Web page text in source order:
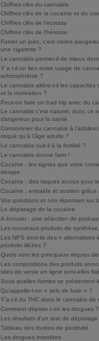
Chiffres clés du cannabis
Chiffres clés de la cocaïne et du
Chiffres clés de l'ecstasy
Chiffres clés de l'héroïne
Fumer un joint, c’est moins
une cigarette ?
Le cannabis permet-il de mieux
Y a t-il un lien entre usage de
schizophrénie ?
Le cannabis altère-t-il les capacités
et la motivation ?
Peut-on faire un bad trip avec du
Le cannabis c'est naturel, donc ce
dangereux pour la santé
Consommer du cannabis à
risqué qu’à l’âge adulte ?
Le cannabis nuit-il à la fertilité ?
Le cannabis donne faim !
Cocaïne : les signes que votre
dérape
Cocaïne : des risques accrus pour
Cocaïne : entraide et soutien grâce
Vos questions et nos réponses sur
Le dépistage de la cocaïne
A écouter : une sélection de
Les nouveaux produits de
Les NPS sont-ils des « alternatives
produits illicites ?
Quels sont les principaux risques
Les compositions des produits
sites de vente en ligne sont-elles
Sous quelles formes se présentent
Qu’appelle-t-on « sels de bain » ?
Y’a-t-il du THC dans le cannabis de
Comment dépiste t-on les drogues ?
Les résultats d'un test de dépistage
Tableau des durées de positivité
Les drogues interdites